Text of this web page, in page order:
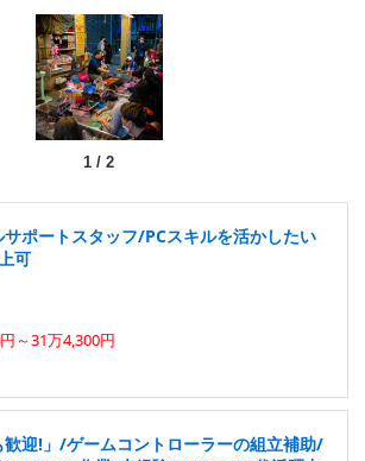
1/ 2
ポートスタッフ/PCスキルを活かしたい
可
～31万4,300円
歓迎!」/ゲームコントローラーの組立補助/